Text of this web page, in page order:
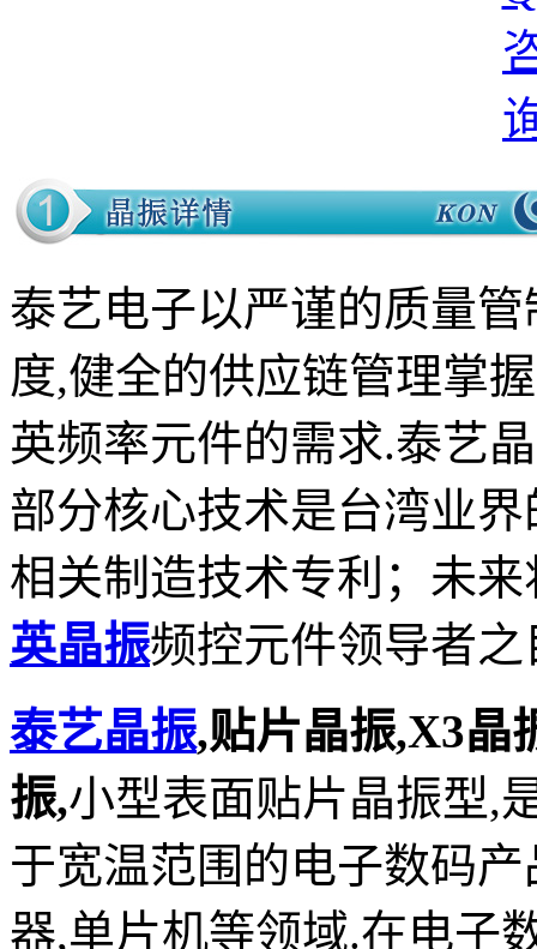
泰艺电子以严谨的质量
度,健全的供应链管理掌
英频率元件的需求.泰艺
部分核心技术是台湾业
相关制造技术专利；未
英晶振频控元件领导者
泰艺晶振,贴片晶振,X3晶
振,小型表面贴片晶振型,
于宽温范围的电子数码
器,单片机等领域.在电子